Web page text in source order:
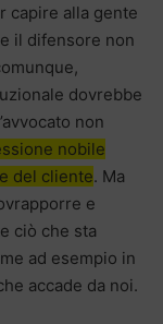
capire alla gente
il difensore non
dovrebbe
non
nobile
del cliente. Ma
e
ciò che sta
ad esempio in
accade da noi.